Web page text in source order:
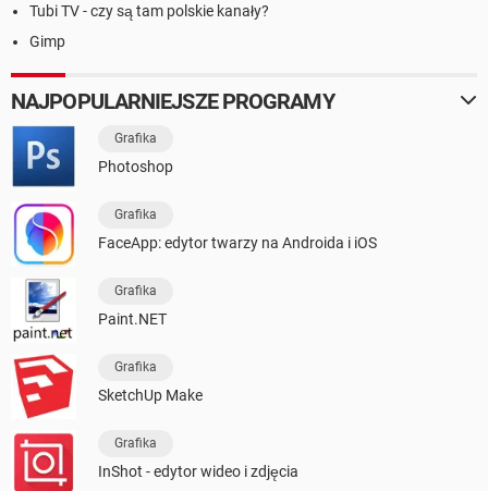
Tubi TV - czy są tam polskie kanały?
Gimp
NAJPOPULARNIEJSZE PROGRAMY
Grafika
Photoshop
Grafika
FaceApp: edytor twarzy na Androida i iOS
Grafika
Paint.NET
Grafika
SketchUp Make
Grafika
InShot - edytor wideo i zdjęcia